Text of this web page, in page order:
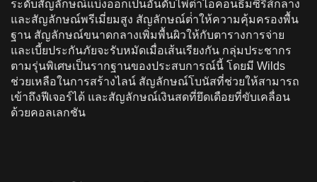
ระดับสัญลักษณ์แบ่งออกเป็นอันดับไพ่ต่ําไอคอนธีมซีรีส์กลาง
และสัญลักษณ์พรีเมี่ยมสูง สัญลักษณ์ต่ําให้ความคุ้มครองพื้น
ฐาน สัญลักษณ์ขนาดกลางเพิ่มพื้นผิวให้กับตารางการจ่าย
และเบี้ยประกันภัยจะรับหมัดเมื่อเส้นเรียงกัน กลุ่มประชากร
ตามรุ่นพิเศษเป็นรากฐานของประสบการณ์นี้ โดยมี Wilds
ช่วยเหลือในการสร้างไลน์ สัญลักษณ์โบนัสที่ช่วยให้สามารถ
เข้าถึงฟีเจอร์ได้ และสัญลักษณ์เงินสดที่ยึดเดือยที่ขับเคลื่อน
ด้วยคอลเลกชัน